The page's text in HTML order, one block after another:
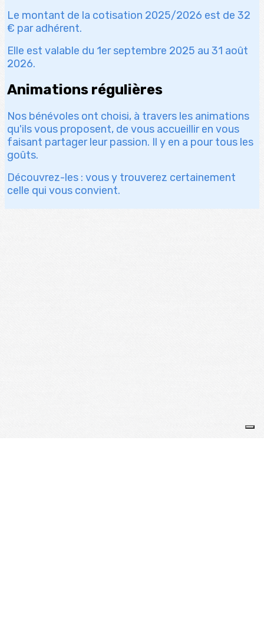
Le montant de la cotisation 2025/2026 est de 32
€ par adhérent.
Elle est valable du 1er septembre 2025 au 31 août
2026.
Animations régulières
Nos bénévoles ont choisi, à travers les animations
qu'ils vous proposent, de vous accueillir en vous
faisant partager leur passion. Il y en a pour tous les
goûts.
Découvrez-les : vous y trouverez certainement
celle qui vous convient.